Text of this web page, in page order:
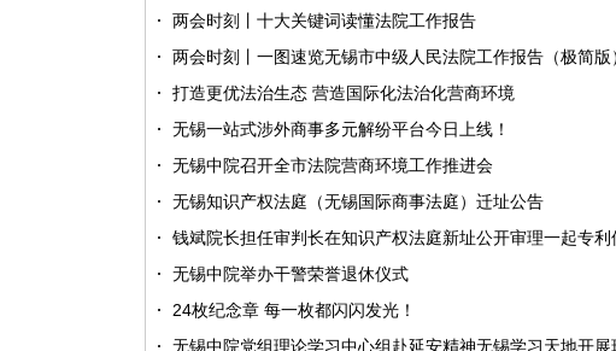
两会时刻丨十大关键词读懂法院工作报告
两会时刻丨一图速览无锡市中级人民法院工作报告（极简版
打造更优法治生态 营造国际化法治化营商环境
无锡一站式涉外商事多元解纷平台今日上线！
无锡中院召开全市法院营商环境工作推进会
无锡知识产权法庭（无锡国际商事法庭）迁址公告
钱斌院长担任审判长在知识产权法庭新址公开审理一起专利
无锡中院举办干警荣誉退休仪式
24枚纪念章 每一枚都闪闪发光！
无锡中院党组理论学习中心组赴延安精神无锡学习天地开